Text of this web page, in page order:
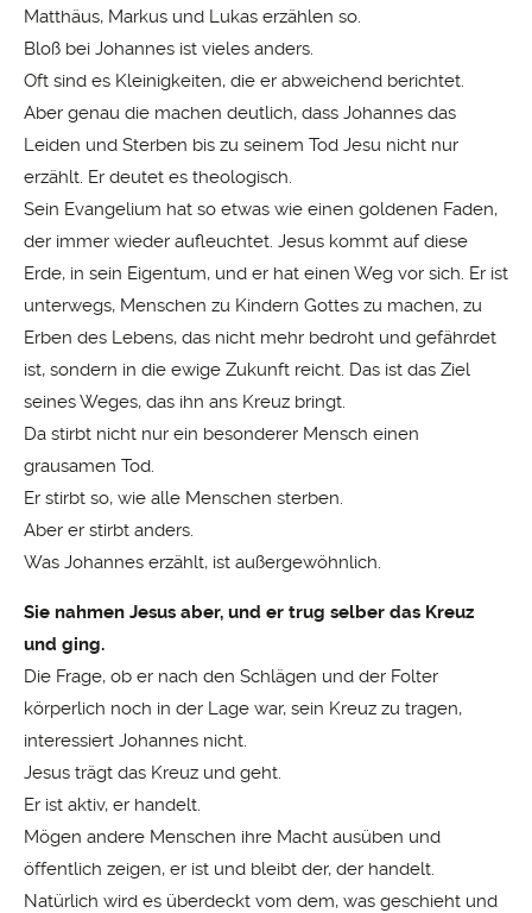
Matthäus, Markus und Lukas erzählen so.
Bloß bei Johannes ist vieles anders.
Oft sind es Kleinigkeiten, die er abweichend berichtet.
Aber genau die machen deutlich, dass Johannes das
Leiden und Sterben bis zu seinem Tod Jesu nicht nur
erzählt. Er deutet es theologisch.
Sein Evangelium hat so etwas wie einen goldenen Faden,
der immer wieder aufleuchtet. Jesus kommt auf diese
Erde, in sein Eigentum, und er hat einen Weg vor sich. Er ist
unterwegs, Menschen zu Kindern Gottes zu machen, zu
Erben des Lebens, das nicht mehr bedroht und gefährdet
ist, sondern in die ewige Zukunft reicht. Das ist das Ziel
seines Weges, das ihn ans Kreuz bringt.
Da stirbt nicht nur ein besonderer Mensch einen
grausamen Tod.
Er stirbt so, wie alle Menschen sterben.
Aber er stirbt anders.
Was Johannes erzählt, ist außergewöhnlich.
Sie nahmen Jesus aber, und er trug selber das Kreuz
und ging.
Die Frage, ob er nach den Schlägen und der Folter
körperlich noch in der Lage war, sein Kreuz zu tragen,
interessiert Johannes nicht.
Jesus trägt das Kreuz und geht.
Er ist aktiv, er handelt.
Mögen andere Menschen ihre Macht ausüben und
öffentlich zeigen, er ist und bleibt der, der handelt.
Natürlich wird es überdeckt vom dem, was geschieht und